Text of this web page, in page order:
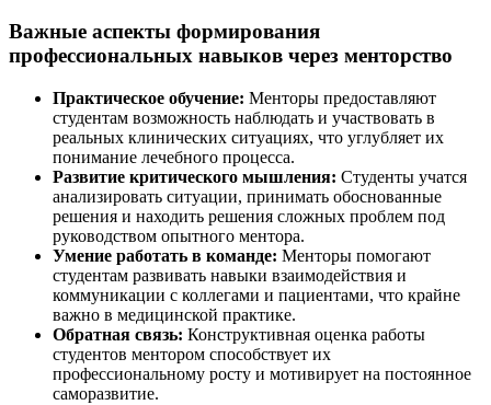
Важные аспекты формирования
профессиональных навыков через менторство
Практическое обучение: Менторы предоставляют
студентам возможность наблюдать и участвовать в
реальных клинических ситуациях, что углубляет их
понимание лечебного процесса.
Развитие критического мышления: Студенты учатся
анализировать ситуации, принимать обоснованные
решения и находить решения сложных проблем под
руководством опытного ментора.
Умение работать в команде: Менторы помогают
студентам развивать навыки взаимодействия и
коммуникации с коллегами и пациентами, что крайне
важно в медицинской практике.
Обратная связь: Конструктивная оценка работы
студентов ментором способствует их
профессиональному росту и мотивирует на постоянное
саморазвитие.